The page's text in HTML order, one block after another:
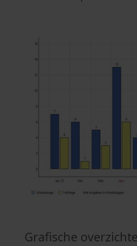
Grafische